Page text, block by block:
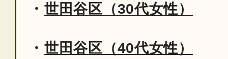
世田谷区（30代女性）
世田谷区（40代女性）